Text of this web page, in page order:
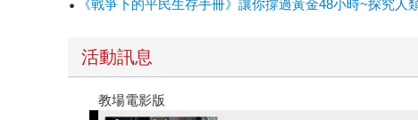
討論了在王立第二戰研所粉絲頁上看到的文章，他
像，就等於是沒有準備，沒有想像過的事情一旦發
《戰爭下的平民生存手冊》讓你撐過黃金48小時~探究人
活動訊息
教場電影版